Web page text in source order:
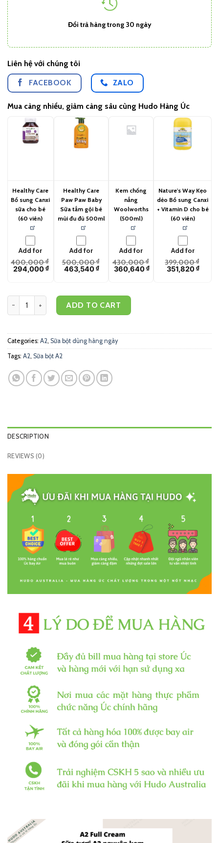
Đổi trả hàng trong 30 ngày
Liên hệ với chúng tôi
FACEBOOK ZALO
Mua càng nhiều, giảm càng sâu cùng Hudo Hàng Úc
Healthy Care
Bổ sung Canxi
sữa cho bé
(60 viên)
Add for
400,000₫
294,000 ₫
Healthy Care
Paw Paw Baby
Sữa tắm gội bé
mùi đu đủ 500ml
Add for
500,000₫
463,540 ₫
Kem chống
nắng
Woolworths
(500ml)
Add for
430,000₫
360,640 ₫
Nature's Way Kẹo
dẻo Bổ sung Canxi
+ Vitamin D cho bé
(60 viên)
Add for
399,000₫
351,820 ₫
A2 Full Cream - Sữa tươi A2 nguyên kem (1kg) quantity
ADD TO CART
Categories: A2, Sữa bột dùng hàng ngày
Tags: A2, Sữa bột A2
DESCRIPTION
REVIEWS (0)